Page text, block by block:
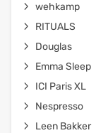
wehkamp
RITUALS
Douglas
Emma Sleep
ICI Paris XL
Nespresso
Leen Bakker